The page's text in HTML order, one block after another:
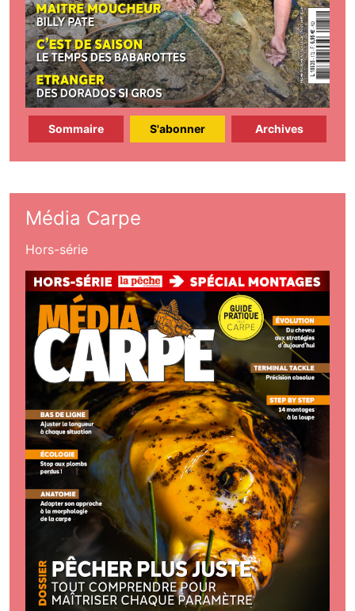
Sommaire S'abonner Archives
Média Carpe
Hors-série